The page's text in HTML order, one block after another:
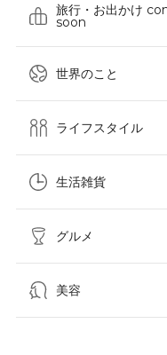
旅行・お出かけ
soon
世界のこと
ライフスタイル
生活雑貨
グルメ
美容